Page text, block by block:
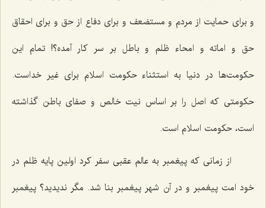
و برای حمایت از مردم و مستضعف و برای دفاع از حق و برای احقاق
حق و اماته و امحاء ظلم و باطل بر سر كار آمده؟! تمام این
حكومت‌ها در دنیا به استثناء حكومت اسلام برای غیر خداست.
حكومتی كه اصل را بر اساس نیت خالص و صفای باطن گذاشته
است، حكومت اسلام است.
از زمانی كه پیغمبر به عالم عقبی سفر كرد اولین پایه ظلم در
خود امت پیغمبر و در آن شهر پیغمبر بنا شد. مگر ندیدید؟ پیغمبر